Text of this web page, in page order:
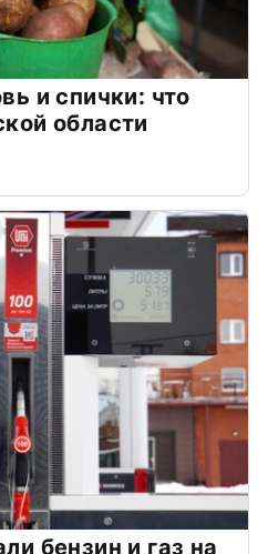
и спички: что
области
бензин и газ на